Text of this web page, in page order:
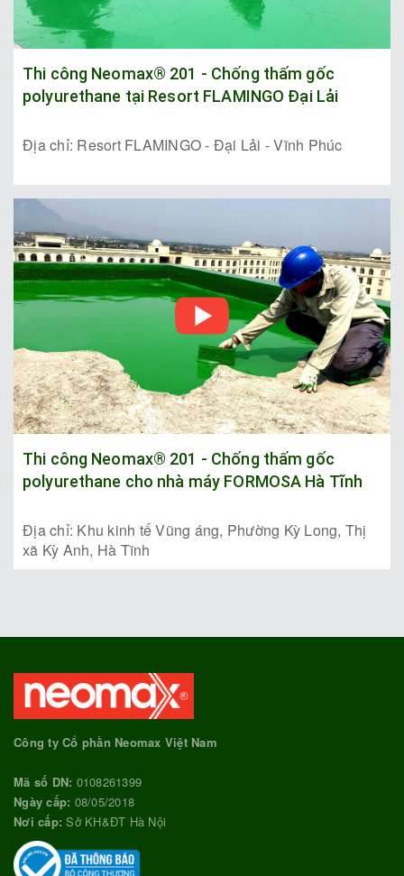
Thi công Neomax® 201 - Chống thấm gốc
polyurethane tại Resort FLAMINGO Đại Lải
Địa chỉ: Resort FLAMINGO - Đại Lải - Vĩnh Phúc
Thi công Neomax® 201 - Chống thấm gốc
polyurethane cho nhà máy FORMOSA Hà Tĩnh
Địa chỉ: Khu kinh tế Vũng áng, Phường Kỳ Long, Thị
xã Kỳ Anh, Hà Tĩnh
Công ty Cổ phần Neomax Việt Nam
Mã số DN: 0108261399
Ngày cấp: 08/05/2018
Nơi cấp: Sở KH&ĐT Hà Nội